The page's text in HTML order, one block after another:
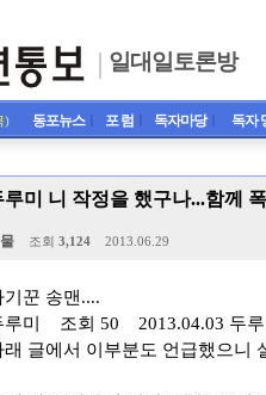
일대일토론방
) 동포뉴스ㅣ 포 럼 독자마당ㅣ 독자
루미 니 작정을 했구나...함께
조회 3,124 2013.06.29
기꾼 송맨....
루미 조회 50 2013.04.03 두
래 글에서 이부분도 언급했으니